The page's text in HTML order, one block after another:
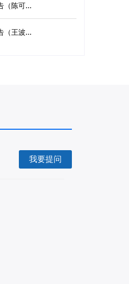
（陈可...
（王波...
我要提问